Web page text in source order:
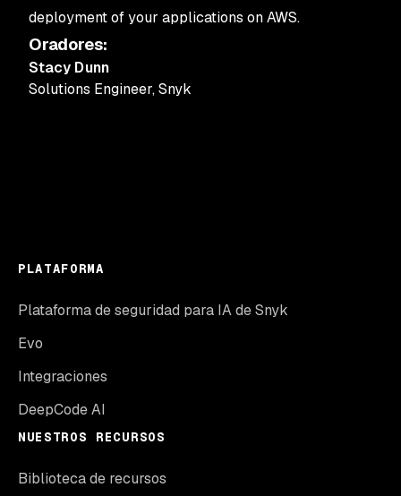
deployment of your applications on AWS.
Oradores:
Stacy Dunn
Solutions Engineer,Snyk
PLATAFORMA
Plataforma de seguridad para IA de Snyk
Evo
Integraciones
DeepCode AI
NUESTROS RECURSOS
Biblioteca de recursos